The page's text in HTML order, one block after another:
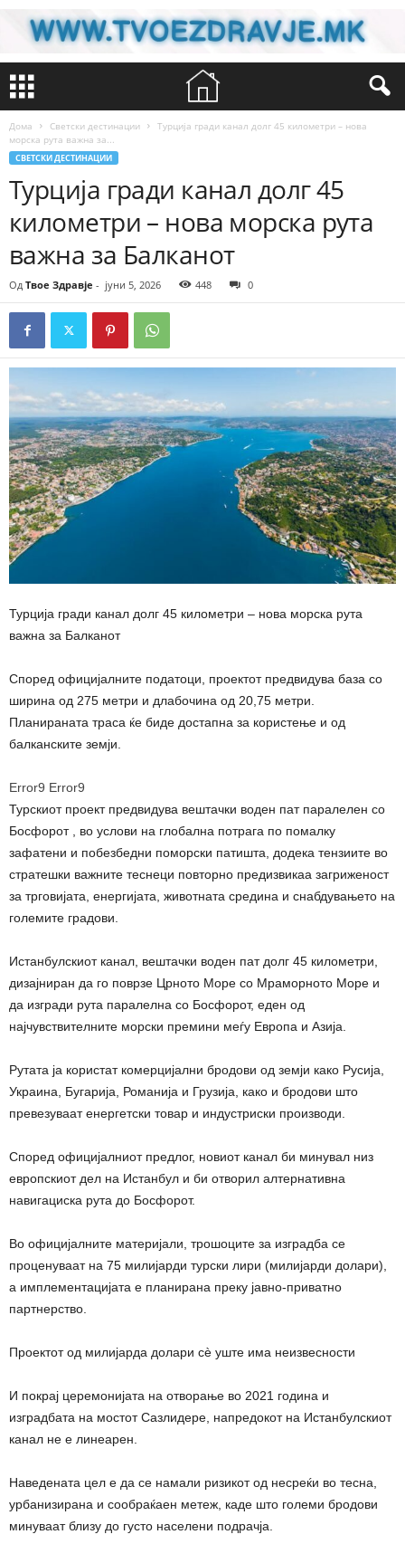
Дома Светски дестинации
Турција гради канал долг 45 километри – нова
морска рута важна за...
СВЕТСКИ ДЕСТИНАЦИИ
Турција гради канал долг 45
километри – нова морска рута
важна за Балканот
Од Твое Здравје - јуни 5, 2026 448 0
Турција гради канал долг 45 километри – нова морска рута
важна за Балканот
Според официјалните податоци, проектот предвидува база со
ширина од 275 метри и длабочина од 20,75 метри.
Планираната траса ќе биде достапна за користење и од
балканските земји.
Error9 Error9
Турскиот проект предвидува вештачки воден пат паралелен со
Босфорот , во услови на глобална потрага по помалку
зафатени и побезбедни поморски патишта, додека тензиите во
стратешки важните теснеци повторно предизвикаа загриженост
за трговијата, енергијата, животната средина и снабдувањето на
големите градови.
Истанбулскиот канал, вештачки воден пат долг 45 километри,
дизајниран да го поврзе Црното Море со Мраморното Море и
да изгради рута паралелна со Босфорот, еден од
најчувствителните морски премини меѓу Европа и Азија.
Рутата ја користат комерцијални бродови од земји како Русија,
Украина, Бугарија, Романија и Грузија, како и бродови што
превезуваат енергетски товар и индустриски производи.
Според официјалниот предлог, новиот канал би минувал низ
европскиот дел на Истанбул и би отворил алтернативна
навигациска рута до Босфорот.
Во официјалните материјали, трошоците за изградба се
проценуваат на 75 милијарди турски лири (милијарди долари),
а имплементацијата е планирана преку јавно-приватно
партнерство.
Проектот од милијарда долари сè уште има неизвесности
И покрај церемонијата на отворање во 2021 година и
изградбата на мостот Сазлидере, напредокот на Истанбулскиот
канал не е линеарен.
Наведената цел е да се намали ризикот од несреќи во тесна,
урбанизирана и сообраќаен метеж, каде што големи бродови
минуваат близу до густо населени подрачја.